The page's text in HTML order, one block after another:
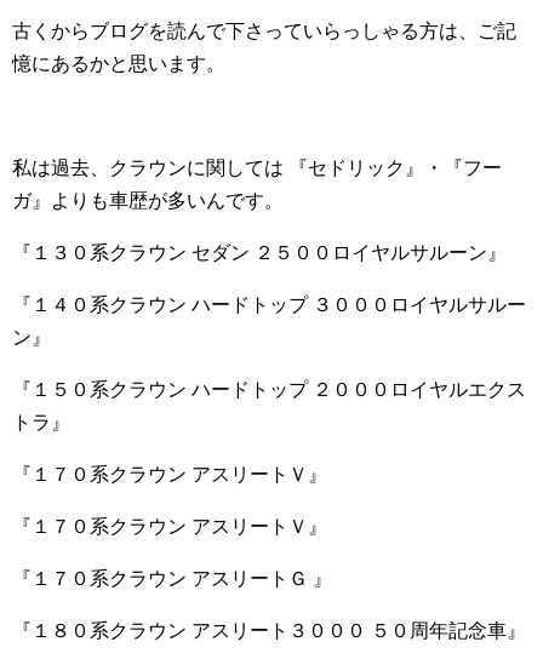
古くからブログを読んで下さっていらっしゃる方は、ご記
憶にあるかと思います。
私は過去、クラウンに関しては 『セドリック』・『フー
ガ』よりも車歴が多いんです。
『１３０系クラウン セダン ２５００ロイヤルサルーン』
『１４０系クラウン ハードトップ ３０００ロイヤルサルー
ン』
『１５０系クラウン ハードトップ ２０００ロイヤルエクス
トラ』
『１７０系クラウン アスリートＶ』
『１７０系クラウン アスリートＶ』
『１７０系クラウン アスリートＧ 』
『１８０系クラウン アスリート３０００ ５０周年記念車』